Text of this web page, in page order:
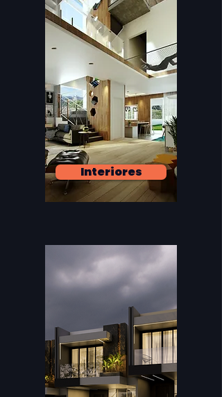
Interiores